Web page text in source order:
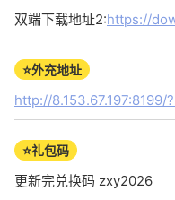
双端下载地址2:https://
⭐外充地址
http://
⭐礼包码
更新完兑换码 zxy2026